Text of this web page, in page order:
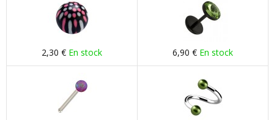
2,30 € En stock 6,90 € En stock